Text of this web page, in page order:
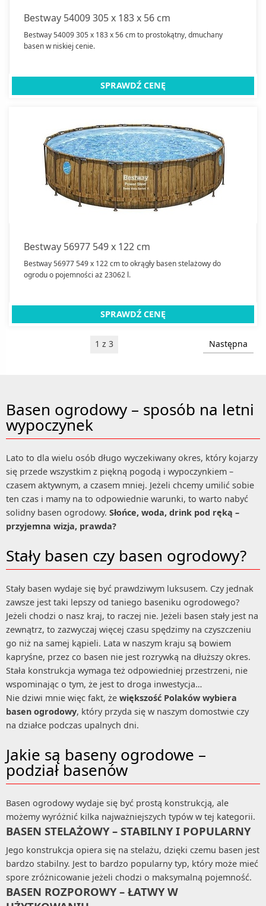
Bestway 54009 305 x 183 x 56 cm
Bestway 54009 305 x 183 x 56 cm to prostokątny, dmuchany
basen w niskiej cenie.
SPRAWDŹ CENĘ
Bestway 56977 549 x 122 cm
Bestway 56977 549 x 122 cm to okrągły basen stelażowy do
ogrodu o pojemności aż 23062 l.
SPRAWDŹ CENĘ
1 z 3 Następna
Basen ogrodowy – sposób na letni
wypoczynek
Lato to dla wielu osób długo wyczekiwany okres, który kojarzy
się przede wszystkim z piękną pogodą i wypoczynkiem –
czasem aktywnym, a czasem mniej. Jeżeli chcemy umilić sobie
ten czas i mamy na to odpowiednie warunki, to warto nabyć
solidny basen ogrodowy. Słońce, woda, drink pod ręką –
przyjemna wizja, prawda?
Stały basen czy basen ogrodowy?
Stały basen wydaje się być prawdziwym luksusem. Czy jednak
zawsze jest taki lepszy od taniego baseniku ogrodowego?
Jeżeli chodzi o nasz kraj, to raczej nie. Jeżeli basen stały jest na
zewnątrz, to zazwyczaj więcej czasu spędzimy na czyszczeniu
go niż na samej kąpieli. Lata w naszym kraju są bowiem
kapryśne, przez co basen nie jest rozrywką na dłuższy okres.
Stała konstrukcja wymaga też odpowiedniej przestrzeni, nie
wspominając o tym, że jest to droga inwestycja…
Nie dziwi mnie więc fakt, że większość Polaków wybiera
basen ogrodowy, który przyda się w naszym domostwie czy
na działce podczas upalnych dni.
Jakie są baseny ogrodowe –
podział basenów
Basen ogrodowy wydaje się być prostą konstrukcją, ale
możemy wyróżnić kilka najważniejszych typów w tej kategorii.
BASEN STELAŻOWY – STABILNY I POPULARNY
Jego konstrukcja opiera się na stelażu, dzięki czemu basen jest
bardzo stabilny. Jest to bardzo popularny typ, który może mieć
spore zróżnicowanie jeżeli chodzi o maksymalną pojemność.
BASEN ROZPOROWY – ŁATWY W